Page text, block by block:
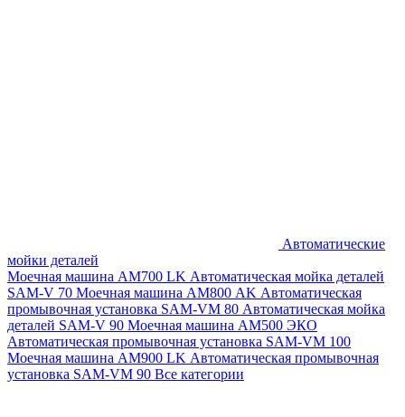
Автоматические
мойки деталей
Моечная машина AM700 LK Автоматическая мойка деталей
SAM-V 70 Моечная машина АМ800 AK Автоматическая
промывочная установка SAM-VM 80 Автоматическая мойка
деталей SAM-V 90 Моечная машина АМ500 ЭКО
Автоматическая промывочная установка SAM-VM 100
Моечная машина AM900 LK Автоматическая промывочная
установка SAM-VM 90 Все категории